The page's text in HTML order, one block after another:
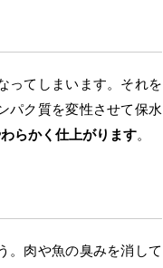
ってしまいます。それを
パク質を変性させて保水
らかく仕上がります。
。肉や魚の臭みを消して